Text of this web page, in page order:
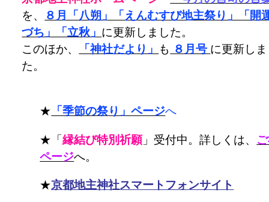
を、
８月「八朔」「えんむすび地主祭り」「開
づち」「立秋」 に更新しました。
このほか、
「神社だより」 も ８月号 に更新し
た。
★ 「季節の祭り」ページへ
★「縁結び特別祈願」受付中。詳しくは、
ページへ。
★京都地主神社スマートフォンサイト